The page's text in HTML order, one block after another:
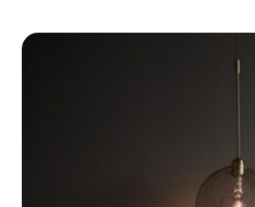
Zaloguj się
lub zaloguj się